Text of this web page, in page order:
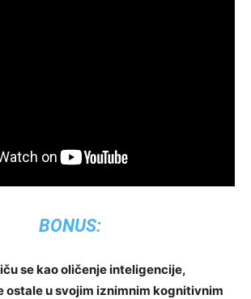
BONUS:
se kao oličenje inteligencije,
ostale u svojim iznimnim kognitivnim